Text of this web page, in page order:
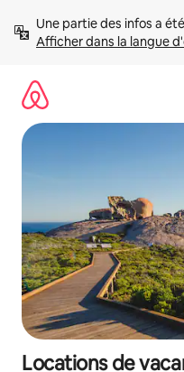
directement
Afficher dans la langue
Locations de